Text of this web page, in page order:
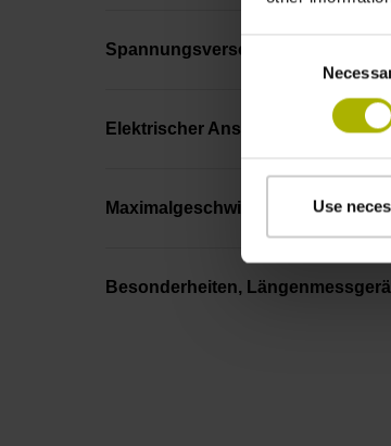
Consent
Use
Spannungsversorgung
Elektrischer Anschluss
Maximalgeschwindigkeit
Besonderheiten,